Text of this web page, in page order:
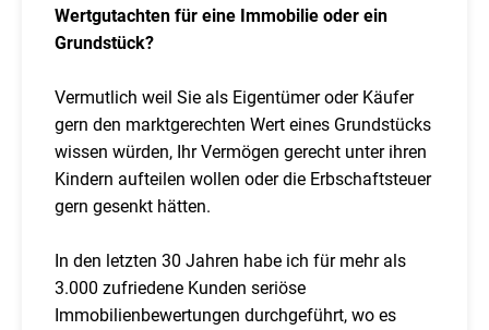
Wertgutachten für eine Immobilie oder ein
Grundstück?
Vermutlich weil Sie als Eigentümer oder Käufer
gern den marktgerechten Wert eines Grundstücks
wissen würden, Ihr Vermögen gerecht unter ihren
Kindern aufteilen wollen oder die Erbschaftsteuer
gern gesenkt hätten.
In den letzten 30 Jahren habe ich für mehr als
3.000 zufriedene Kunden seriöse
Immobilienbewertungen durchgeführt, wo es